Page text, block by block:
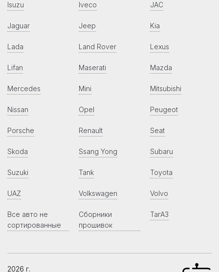
Isuzu Iveco JAC
Jaguar Jeep Kia
Lada Land Rover Lexus
Lifan Maserati Mazda
Mercedes Mini Mitsubishi
Nissan Opel Peugeot
Porsche Renault Seat
Skoda Ssang Yong Subaru
Suzuki Tank Toyota
UAZ Volkswagen Volvo
Все авто не
сортированные
Сборники
прошивок
ТагАЗ
2026 г.